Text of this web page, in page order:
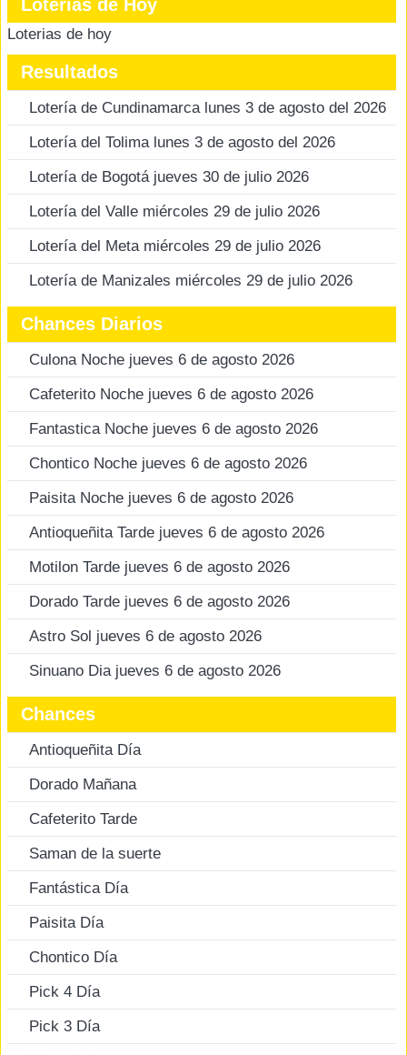
Loterias de Hoy
Loterias de hoy
Resultados
Lotería de Cundinamarca lunes 3 de agosto del 2026
Lotería del Tolima lunes 3 de agosto del 2026
Lotería de Bogotá jueves 30 de julio 2026
Lotería del Valle miércoles 29 de julio 2026
Lotería del Meta miércoles 29 de julio 2026
Lotería de Manizales miércoles 29 de julio 2026
Chances Diarios
Culona Noche jueves 6 de agosto 2026
Cafeterito Noche jueves 6 de agosto 2026
Fantastica Noche jueves 6 de agosto 2026
Chontico Noche jueves 6 de agosto 2026
Paisita Noche jueves 6 de agosto 2026
Antioqueñita Tarde jueves 6 de agosto 2026
Motilon Tarde jueves 6 de agosto 2026
Dorado Tarde jueves 6 de agosto 2026
Astro Sol jueves 6 de agosto 2026
Sinuano Dia jueves 6 de agosto 2026
Chances
Antioqueñita Día
Dorado Mañana
Cafeterito Tarde
Saman de la suerte
Fantástica Día
Paisita Día
Chontico Día
Pick 4 Día
Pick 3 Día